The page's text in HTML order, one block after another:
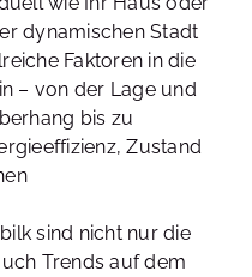
dynamischen Stadt
Faktoren in die
– von der Lage und
bis zu
Zustand
sind nicht nur die
Trends auf dem